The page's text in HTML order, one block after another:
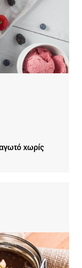
χωρίς